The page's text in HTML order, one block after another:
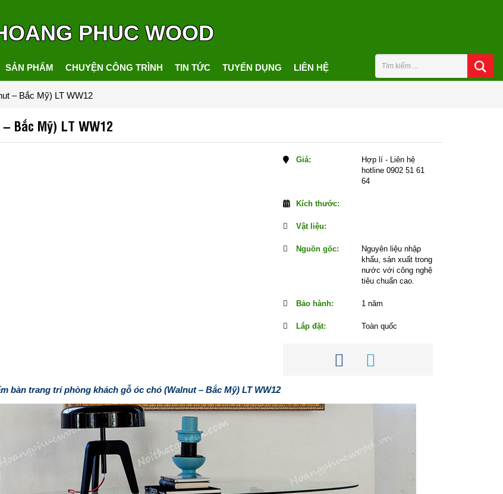
PHUC WOOD
SẢN PHẨM CHUYỆN CÔNG TRÌNH TIN TỨC TUYỂN DỤNG LIÊN HỆ
– Bắc Mỹ) LT WW12
Bắc Mỹ) LT WW12
Giá:
Hợp lí - Liên hệ
hotline 0902 51 61
64
Kích thước:
Vật liệu:
Nguồn gốc:
Nguyên liệu nhập
khẩu, sản xuất trong
nước với công nghệ
tiêu chuẩn cao.
Bảo hành: 1 năm
Lắp đặt: Toàn quốc
bàn trang trí phòng khách gỗ óc chó (Walnut – Bắc Mỹ) LT WW12